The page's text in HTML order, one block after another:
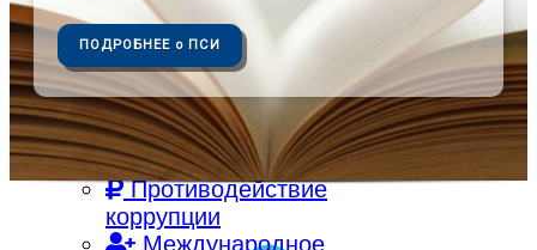
образовательная
среда
Внутренняя
система оценки
качества
образования
Противодействие
коррупции
Международное
ПОДРОБНЕЕ о ПСИ